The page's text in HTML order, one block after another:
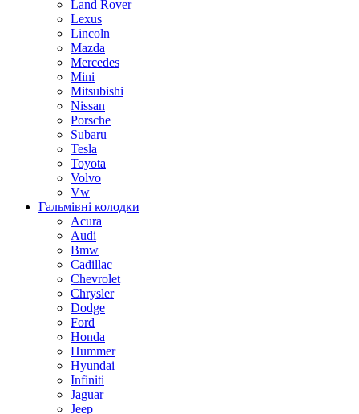
Land Rover
Lexus
Lincoln
Mazda
Mercedes
Mini
Mitsubishi
Nissan
Porsche
Subaru
Tesla
Toyota
Volvo
Vw
Гальмівні колодки
Acura
Audi
Bmw
Cadillac
Chevrolet
Chrysler
Dodge
Ford
Honda
Hummer
Hyundai
Infiniti
Jaguar
Jeep